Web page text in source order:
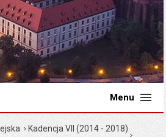
Menu
Kadencja VII (2014 - 2018)